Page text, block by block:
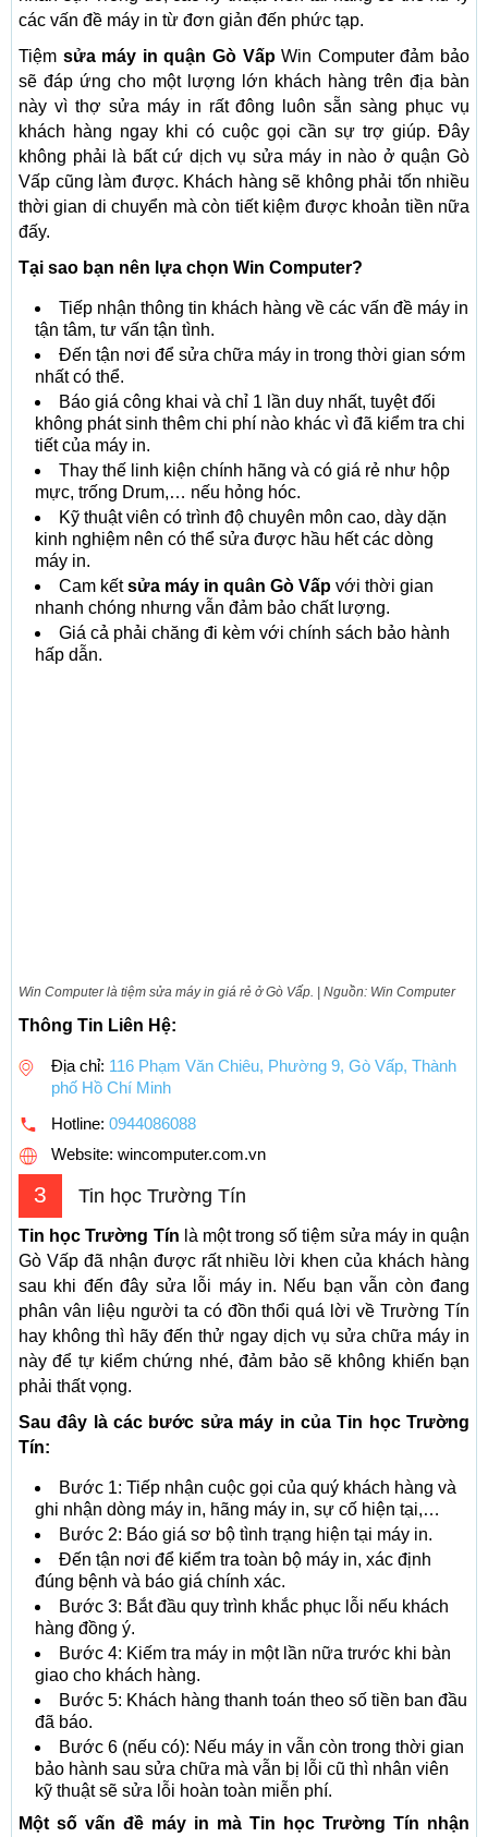
các vấn đề máy in từ đơn giản đến phức tạp.
Tiệm sửa máy in quận Gò VấpWin Computer đảm bảo
sẽ đáp ứng cho một lượng lớn khách hàng trên địa bàn
này vì thợ sửa máy in rất đông luôn sẵn sàng phục vụ
khách hàng ngay khi có cuộc gọi cần sự trợ giúp. Đây
không phải là bất cứ dịch vụ sửa máy in nào ở quận Gò
Vấp cũng làm được. Khách hàng sẽ không phải tốn nhiều
thời gian di chuyển mà còn tiết kiệm được khoản tiền nữa
đấy.
Tại sao bạn nên lựa chọn Win Computer?
Tiếp nhận thông tin khách hàng về các vấn đề máy in
tận tâm, tư vấn tận tình.
Đến tận nơi để sửa chữa máy in trong thời gian sớm
nhất có thể.
Báo giá công khai và chỉ 1 lần duy nhất, tuyệt đối
không phát sinh thêm chi phí nào khác vì đã kiểm tra chi
tiết của máy in.
Thay thế linh kiện chính hãng và có giá rẻ như hộp
mực, trống Drum,… nếu hỏng hóc.
Kỹ thuật viên có trình độ chuyên môn cao, dày dặn
kinh nghiệm nên có thể sửa được hầu hết các dòng
máy in.
Cam kếtsửa máy in quân Gò Vấp với thời gian
nhanh chóng nhưng vẫn đảm bảo chất lượng.
Giá cả phải chăng đi kèm với chính sách bảo hành
hấp dẫn.
Win Computer là tiệm sửa máy in giá rẻ ở Gò Vấp. | Nguồn: Win Computer
Thông Tin Liên Hệ:
Địa chỉ: 116 Phạm Văn Chiêu, Phường 9, Gò Vấp, Thành
phố Hồ Chí Minh
Hotline: 0944086088
Website: wincomputer.com.vn
3 Tin học Trường Tín
Tin học Trường Tín là một trong số tiệm sửa máy in quận
Gò Vấp đã nhận được rất nhiều lời khen của khách hàng
sau khi đến đây sửa lỗi máy in. Nếu bạn vẫn còn đang
phân vân liệu người ta có đồn thổi quá lời về Trường Tín
hay không thì hãy đến thử ngay dịch vụ sửa chữa máy in
này để tự kiểm chứng nhé, đảm bảo sẽ không khiến bạn
phải thất vọng.
Sau đây là các bước sửa máy in của Tin học Trường
Tín:
Bước 1: Tiếp nhận cuộc gọi của quý khách hàng và
ghi nhận dòng máy in, hãng máy in, sự cố hiện tại,…
Bước 2: Báo giá sơ bộ tình trạng hiện tại máy in.
Đến tận nơi để kiểm tra toàn bộ máy in, xác định
đúng bệnh và báo giá chính xác.
Bước 3: Bắt đầu quy trình khắc phục lỗi nếu khách
hàng đồng ý.
Bước 4: Kiếm tra máy in một lần nữa trước khi bàn
giao cho khách hàng.
Bước 5: Khách hàng thanh toán theo số tiền ban đầu
đã báo.
Bước 6 (nếu có): Nếu máy in vẫn còn trong thời gian
bảo hành sau sửa chữa mà vẫn bị lỗi cũ thì nhân viên
kỹ thuật sẽ sửa lỗi hoàn toàn miễn phí.
Một số vấn đề máy in mà Tin học Trường Tín nhận